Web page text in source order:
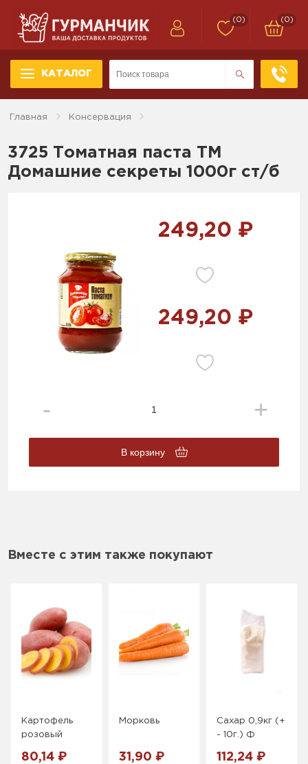
КАТАЛОГ
(0) (0)
Главная Консервация
3725 Томатная паста ТМ
Домашние секреты 1000г ст/б
249,20 ₽
249,20 ₽
В корзину
Вместе с этим также покупают
Картофель
розовый
80,14 ₽
Морковь
31,90 ₽
Сахар 0,9кг (+
- 10г.) Ф
112,24 ₽